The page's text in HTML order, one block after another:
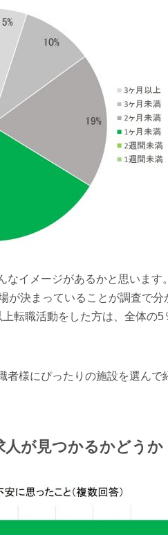
なイメージがあるかと思います
が決まっていることが調査で
転職活動をした方は、全体の5
者様にぴったりの施設を選んで
人が見つかるかどうか